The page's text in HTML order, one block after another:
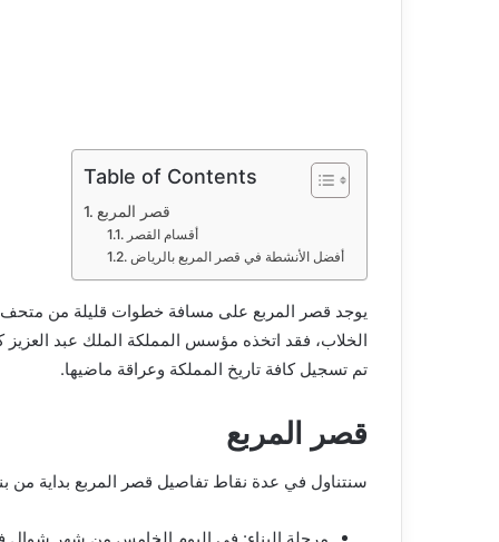
Table of Contents
قصر المربع
أقسام القصر
أفضل الأنشطة في قصر المربع بالرياض
يوجد قصر المربع على مسافة خطوات قليلة من متحف
الخلاب، فقد اتخذه مؤسس المملكة الملك عبد العزيز
تم تسجيل كافة تاريخ المملكة وعراقة ماضيها.
قصر المربع
سنتناول في عدة نقاط تفاصيل قصر المربع بداية من